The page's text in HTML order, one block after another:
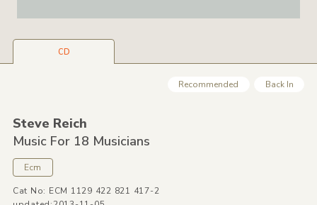
CD
Recommended Back In
Steve Reich
Music For 18 Musicians
Ecm
Cat No: ECM 1129 422 821 417-2